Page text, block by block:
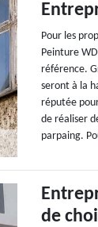
Pour les
Peinture
référence.
seront à la
réputée
de réaliser
parpaing.
de